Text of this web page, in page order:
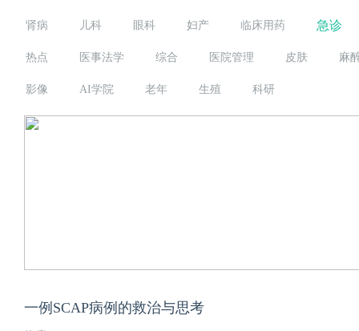
肾病 儿科 眼科 妇产 临床用药 急诊
热点 医事法学 综合 医院管理 皮肤 麻
影像 AI学院 老年 生殖 科研
一例SCAP病例的救治与思考